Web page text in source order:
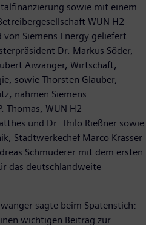
sowie mit einem
WUN H2
Siemens Energy geliefert.
Dr. Markus Söder,
Aiwanger, Wirtschaft,
sowie Thorsten Glauber,
nahmen Siemens
Thomas, WUN H2-
und Dr. Thilo Rießner sowie
Stadtwerkechef Marco Krasser
Schmuderer mit dem ersten
das deutschlandweite
sagte beim Spatenstich:
wichtigen Beitrag zur